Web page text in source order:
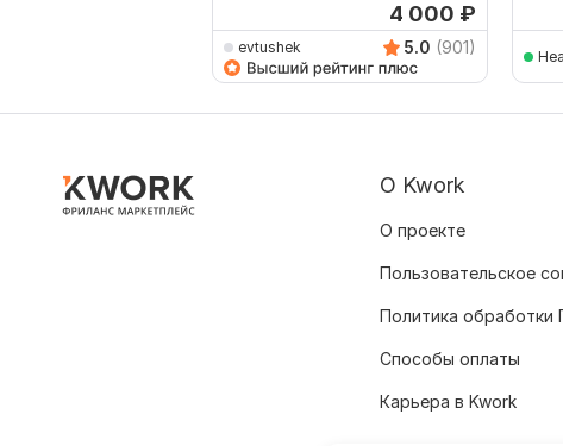
4 000 ₽
evtushek 5.0 (901)
О Kwork
О проекте
Пользовательское
Политика обработки
Способы оплаты
Карьера в Kwork